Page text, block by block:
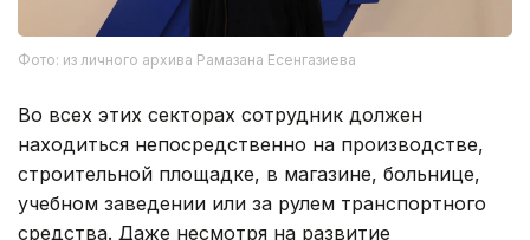
Фото: из личного архива Рамазана Есенгазиева
Во всех этих секторах сотрудник должен
находиться непосредственно на производстве,
строительной площадке, в магазине, больнице,
учебном заведении или за рулем транспортного
средства. Даже несмотря на развитие